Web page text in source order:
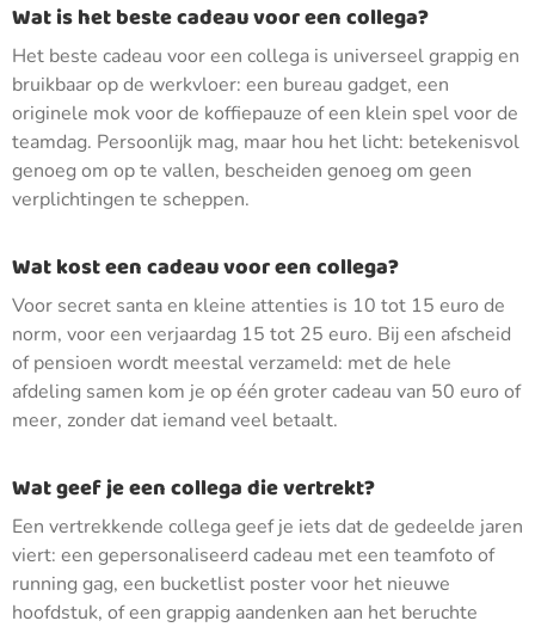
Wat is het beste cadeau voor een collega?
Het beste cadeau voor een collega is universeel grappig en
bruikbaar op de werkvloer: een bureau gadget, een
originele mok voor de koffiepauze of een klein spel voor de
teamdag. Persoonlijk mag, maar hou het licht: betekenisvol
genoeg om op te vallen, bescheiden genoeg om geen
verplichtingen te scheppen.
Wat kost een cadeau voor een collega?
Voor secret santa en kleine attenties is 10 tot 15 euro de
norm, voor een verjaardag 15 tot 25 euro. Bij een afscheid
of pensioen wordt meestal verzameld: met de hele
afdeling samen kom je op één groter cadeau van 50 euro of
meer, zonder dat iemand veel betaalt.
Wat geef je een collega die vertrekt?
Een vertrekkende collega geef je iets dat de gedeelde jaren
viert: een gepersonaliseerd cadeau met een teamfoto of
running gag, een bucketlist poster voor het nieuwe
hoofdstuk, of een grappig aandenken aan het beruchte